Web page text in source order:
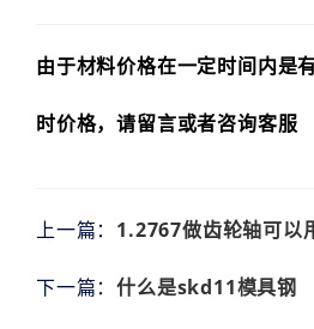
由于材料价格在一定时间内是
时价格，请留言或者咨询客服
上一篇： 1.2767做齿轮轴可以
下一篇：什么是skd11模具钢